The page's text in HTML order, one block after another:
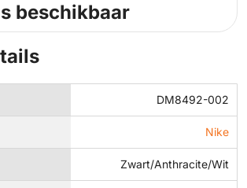
beschikbaar
DM8492-002
Nike
Zwart/Anthracite/Wit